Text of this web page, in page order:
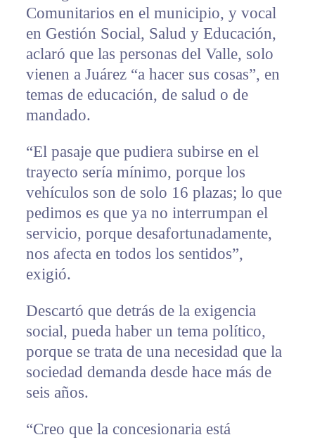
Comunitarios en el municipio, y vocal
en Gestión Social, Salud y Educación,
aclaró que las personas del Valle, solo
vienen a Juárez “a hacer sus cosas”, en
temas de educación, de salud o de
mandado.
“El pasaje que pudiera subirse en el
trayecto sería mínimo, porque los
vehículos son de solo 16 plazas; lo que
pedimos es que ya no interrumpan el
servicio, porque desafortunadamente,
nos afecta en todos los sentidos”,
exigió.
Descartó que detrás de la exigencia
social, pueda haber un tema político,
porque se trata de una necesidad que la
sociedad demanda desde hace más de
seis años.
“Creo que la concesionaria está